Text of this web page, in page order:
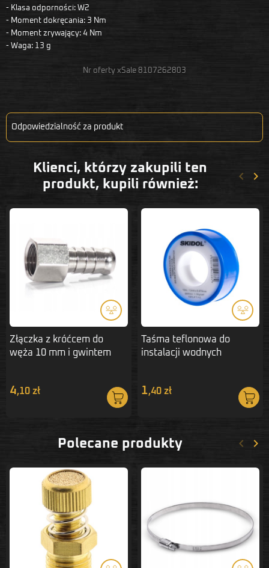
- Klasa odporności: W2
- Moment dokręcania: 3 Nm
- Moment zrywający: 4 Nm
- Waga: 13 g
Nr oferty xSale 8107262803
Odpowiedzialność za produkt
Klienci, którzy zakupili ten
produkt, kupili również:
keyboard_arrow_left keyboard_arrow_right
Złączka z króćcem do
węża 10 mm i gwintem
4,10 zł
Taśma teflonowa do
instalacji wodnych
1,40 zł
Polecane produkty keyboard_arrow_left keyboard_arrow_right